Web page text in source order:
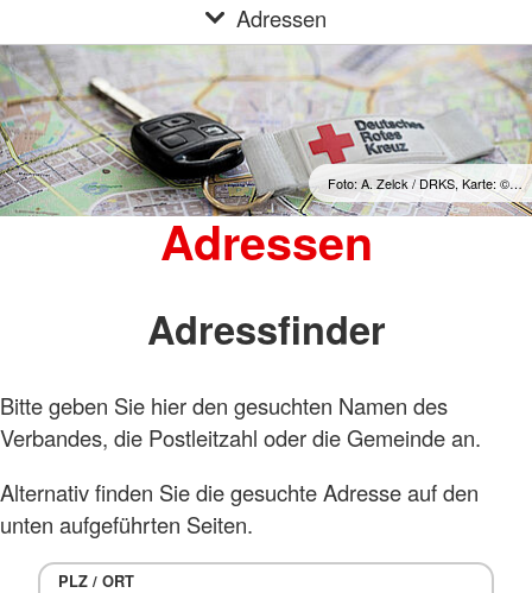
Adressen
Foto: A. Zelck / DRKS, Karte: ©…
Adressen
Adressfinder
Bitte geben Sie hier den gesuchten Namen des
Verbandes, die Postleitzahl oder die Gemeinde an.
Alternativ finden Sie die gesuchte Adresse auf den
unten aufgeführten Seiten.
PLZ / ORT